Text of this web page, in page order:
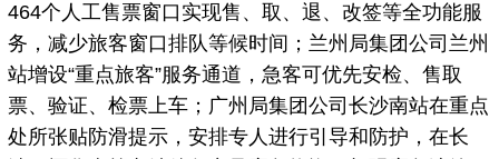
464个人工售票窗口实现售、取、退、改签等全功能服
务，减少旅客窗口排队等候时间；兰州局集团公司兰州
站增设“重点旅客”服务通道，急客可优先安检、售取
票、验证、检票上车；广州局集团公司长沙南站在重点
处所张贴防滑提示，安排专人进行引导和防护，在长